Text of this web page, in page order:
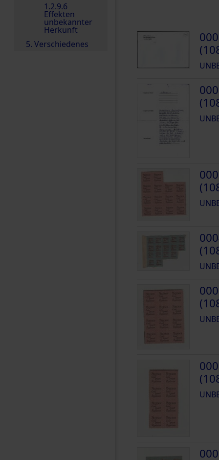
1.2.9.6
Effekten
unbekannter
Herkunft
5. Verschiedenes